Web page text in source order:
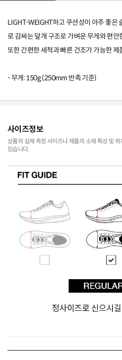
LIGHT-WEIGHT하고 쿠션성이 아주 좋은
로 감싸는 덮개 구조로 가벼운 무게와 편
또한 간편한 세척과 빠른 건조가 가능한 제
- 무게: 150g (250mm 반족 기준)
사이즈정보
상품의 실제 측정 사이즈나 제품의 소재 특성 및
있습니다.